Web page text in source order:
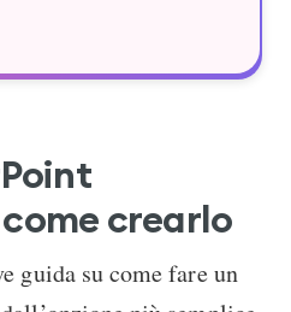
crearlo
guida su come fare un